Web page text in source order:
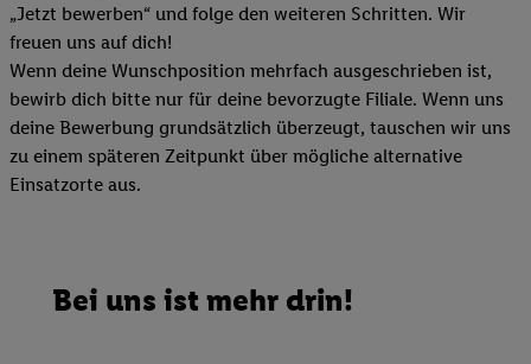
„Jetzt bewerben“ und folge den weiteren Schritten. Wir
freuen uns auf dich!
Wenn deine Wunschposition mehrfach ausgeschrieben ist,
bewirb dich bitte nur für deine bevorzugte Filiale. Wenn uns
deine Bewerbung grundsätzlich überzeugt, tauschen wir uns
zu einem späteren Zeitpunkt über mögliche alternative
Einsatzorte aus.
Bei uns ist mehr drin!